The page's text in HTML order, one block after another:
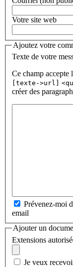
Votre site web
Ajoutez votre
Texte de votre
Ce champ accepte
[texte->url]
créer des
Prévenez-moi
email
Ajouter un
Extensions
Je veux